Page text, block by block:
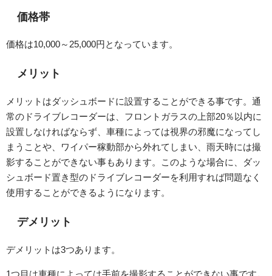
価格帯
価格は10,000～25,000円となっています。
メリット
メリットはダッシュボードに設置することができる事です。通
常のドライブレコーダーは、フロントガラスの上部20％以内に
設置しなければならず、車種によっては視界の邪魔になってし
まうことや、ワイパー稼動部から外れてしまい、雨天時には撮
影することができない事もあります。このような場合に、ダッ
シュボード置き型のドライブレコーダーを利用すれば問題なく
使用することができるようになります。
デメリット
デメリットは3つあります。
1つ目は車種によっては手前を撮影することができない事です。